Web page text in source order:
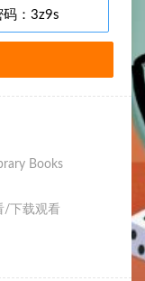
码：3z9s
Books
/下载观看